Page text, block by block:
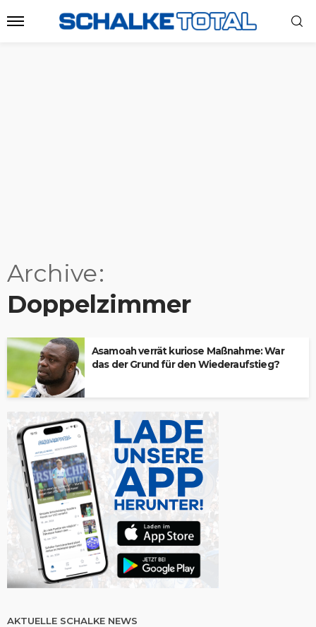
Archive
Doppelzimmer
Asamoah verrät kuriose Maßnahme: War
das der Grund für den Wiederaufstieg?
AKTUELLE SCHALKE NEWS